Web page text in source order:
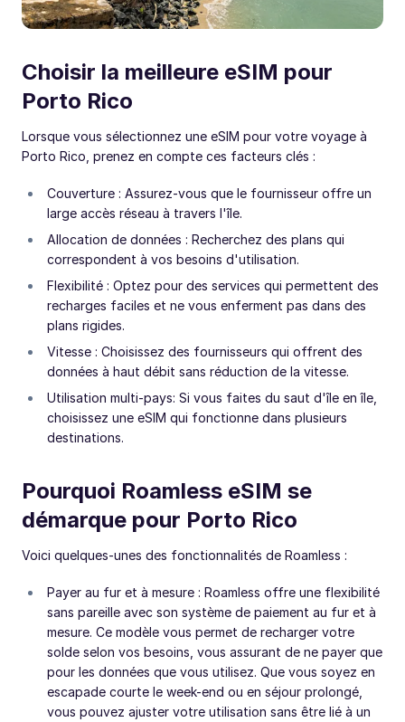
Choisir la meilleure eSIM pour
Porto Rico
Lorsque vous sélectionnez une eSIM pour votre voyage à
Porto Rico, prenez en compte ces facteurs clés :
Couverture : Assurez-vous que le fournisseur offre un
large accès réseau à travers l'île.
Allocation de données : Recherchez des plans qui
correspondent à vos besoins d'utilisation.
Flexibilité : Optez pour des services qui permettent des
recharges faciles et ne vous enferment pas dans des
plans rigides.
Vitesse : Choisissez des fournisseurs qui offrent des
données à haut débit sans réduction de la vitesse.
Utilisation multi-pays: Si vous faites du saut d'île en île,
choisissez une eSIM qui fonctionne dans plusieurs
destinations.
Pourquoi Roamless eSIM se
démarque pour Porto Rico
Voici quelques-unes des fonctionnalités de Roamless :
Payer au fur et à mesure : Roamless offre une flexibilité
sans pareille avec son système de paiement au fur et à
mesure. Ce modèle vous permet de recharger votre
solde selon vos besoins, vous assurant de ne payer que
pour les données que vous utilisez. Que vous soyez en
escapade courte le week-end ou en séjour prolongé,
vous pouvez ajuster votre utilisation sans être lié à un